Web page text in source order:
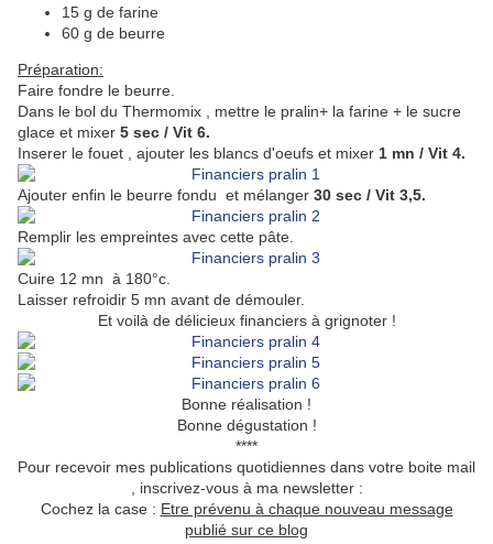
15 g de farine
60 g de beurre
Préparation:
Faire fondre le beurre.
Dans le bol du Thermomix , mettre le pralin+ la farine + le sucre
glace et mixer 5 sec / Vit 6.
Inserer le fouet , ajouter les blancs d'oeufs et mixer 1 mn / Vit 4.
Ajouter enfin le beurre fondu et mélanger 30 sec / Vit 3,5.
Remplir les empreintes avec cette pâte.
Cuire 12 mn à 180°c.
Laisser refroidir 5 mn avant de démouler.
Et voilà de délicieux financiers à grignoter !
Bonne réalisation !
Bonne dégustation !
****
Pour recevoir mes publications quotidiennes dans votre boite mail
, inscrivez-vous à ma newsletter :
Cochez la case : Etre prévenu à chaque nouveau message
publié sur ce blog